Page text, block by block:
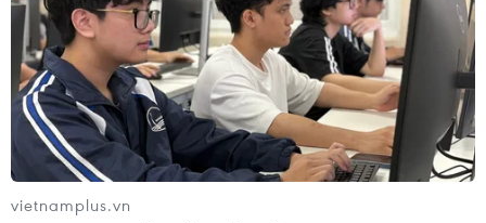
Theo ông Naidoo, Hội đồng chuyển tiếp cần
đảm bảo thực hiện tất cả các biện pháp cần
thiết để tạo điều kiện chuyển giao quyền lực
một cách hoà bình tại quốc gia này, trong đó có
tôn trọng quyền tự do ngôn luận./.
(Vietnam+)
vietnamplus.vn